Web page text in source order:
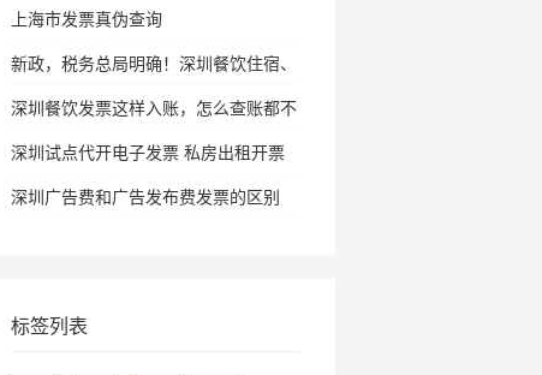
上海市发票真伪查询
新政，税务总局明确！深圳餐饮住宿、
深圳餐饮发票这样入账，怎么查账都不
深圳试点代开电子发票 私房出租开票
深圳广告费和广告发布费发票的区别
标签列表